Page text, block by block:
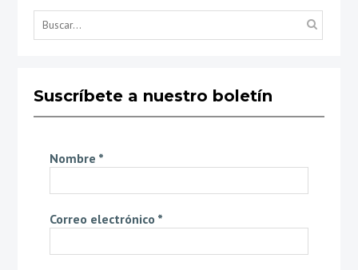
Suscríbete a nuestro boletín
Nombre *
Correo electrónico *